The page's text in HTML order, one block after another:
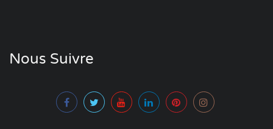
Nous Suivre